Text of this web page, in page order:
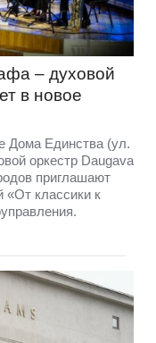
– духовой
в новое
Дома Единства (ул.
оркестр Daugava
приглашают
«От классики к